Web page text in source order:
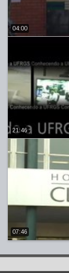
04:00
21:46
07:46